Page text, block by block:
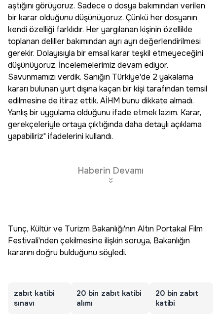
aştığını görüyoruz. Sadece o dosya bakımından verilen
bir karar olduğunu düşünüyoruz. Çünkü her dosyanın
kendi özelliği farklıdır. Her yargılanan kişinin özellikle
toplanan deliller bakımından ayrı ayrı değerlendirilmesi
gerekir. Dolayısıyla bir emsal karar teşkil etmeyeceğini
düşünüyoruz. İncelemelerimiz devam ediyor.
Savunmamızı verdik. Sanığın Türkiye'de 2 yakalama
kararı bulunan yurt dışına kaçan bir kişi tarafından temsil
edilmesine de itiraz ettik. AİHM bunu dikkate almadı.
Yanlış bir uygulama olduğunu ifade etmek lazım. Karar,
gerekçeleriyle ortaya çıktığında daha detaylı açıklama
yapabiliriz" ifadelerini kullandı.
Haberin Devamı
Tunç, Kültür ve Turizm Bakanlığı'nın Altın Portakal Film
Festivali'nden çekilmesine ilişkin soruya, Bakanlığın
kararını doğru bulduğunu söyledi.
zabıt katibi
sınavı
20 bin zabıt katibi
alımı
20 bin zabıt
katibi